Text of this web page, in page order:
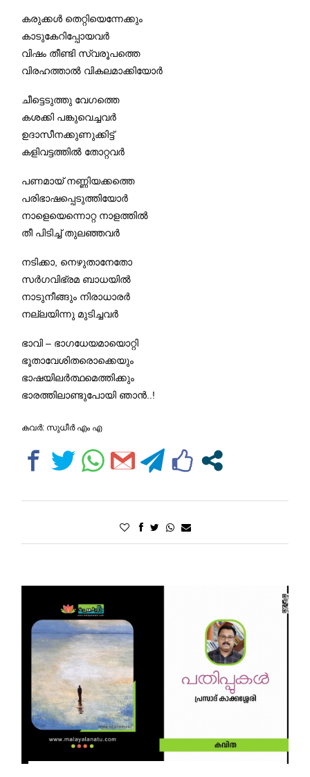
കരുക്കൾ തെറ്റിയെന്നേക്കും
കാടുകേറിപ്പോയവർ
വിഷം തീണ്ടി സ്വരൂപത്തെ
വിരഹത്താൽ വികലമാക്കിയോർ
ചീട്ടെടുത്തു വേഗത്തെ
കശക്കി പങ്കുവെച്ചവർ
ഉദാസീനക്കുണുക്കിട്ട്
കളിവട്ടത്തിൽ തോറ്റവർ
പണമായ് നണ്ണിയക്കത്തെ
പരിഭാഷപ്പെടുത്തിയോർ
നാളെയെന്നൊറ്റ നാളത്തിൽ
തീ പിടിച്ച് തുലഞ്ഞവർ
നടിക്കാ, നെഴുതാനേതോ
സർഗവിഭ്രമ ബാധയിൽ
നാടുനീങ്ങും നിരാധാരർ
നല്ലയിന്നു മുടിച്ചവർ
ഭാവി – ഭാഗധേയമായൊറ്റി
ഭൂതാവേശിതരൊക്കെയും
ഭാഷയിലർത്ഥമെത്തിക്കും
ഭാരത്തിലാണ്ടുപോയി ഞാൻ..!
കവര്‍: സുധീര്‍ എം എ